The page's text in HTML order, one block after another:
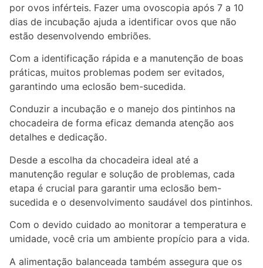
por ovos inférteis. Fazer uma ovoscopia após 7 a 10
dias de incubação ajuda a identificar ovos que não
estão desenvolvendo embriões.
Com a identificação rápida e a manutenção de boas
práticas, muitos problemas podem ser evitados,
garantindo uma eclosão bem-sucedida.
Conduzir a incubação e o manejo dos pintinhos na
chocadeira de forma eficaz demanda atenção aos
detalhes e dedicação.
Desde a escolha da chocadeira ideal até a
manutenção regular e solução de problemas, cada
etapa é crucial para garantir uma eclosão bem-
sucedida e o desenvolvimento saudável dos pintinhos.
Com o devido cuidado ao monitorar a temperatura e
umidade, você cria um ambiente propício para a vida.
A alimentação balanceada também assegura que os